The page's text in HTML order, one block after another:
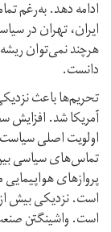
ادامه دهد. به‌رغم
ایران، تهران در
هر‌چند نمی‌توان
دانست.
تحریم‌ها باعث
آمریکا شد. افزایش
اولویت اصلی
تماس‌های سیاسی بین
پروازهای
است. نزدیکی بیش
است. واشینگتن